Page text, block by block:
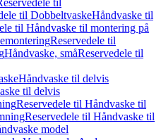
til
til DobbeltvaskeHåndvaske til
til Håndvaske til montering på
Reservedele til
Håndvaske, småReservedele til
Håndvaske til delvis
til delvis
Reservedele til Håndvaske til
Reservedele til Håndvaske til
model